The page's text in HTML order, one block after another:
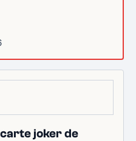
joker de